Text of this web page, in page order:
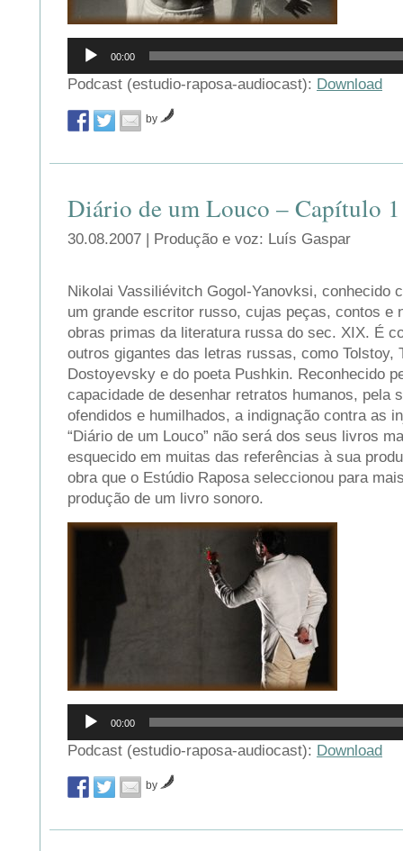
Reprodutor
áudio
00:00
Podcast (estudio-raposa-audiocast): Download
by
Diário de um Louco – Capítulo 1
30.08.2007 | Produção e voz: Luís Gaspar
Nikolai Vassiliévitch Gogol-Yanovksi, conhecido
um grande escritor russo, cujas peças, contos e
obras primas da literatura russa do sec. XIX. É
outros gigantes das letras russas, como Tolstoy,
Dostoyevsky e do poeta Pushkin. Reconhecido
capacidade de desenhar retratos humanos, pela
ofendidos e humilhados, a indignação contra as
“Diário de um Louco” não será dos seus livros
esquecido em muitas das referências à sua
obra que o Estúdio Raposa seleccionou para
produção de um livro sonoro.
Reprodutor
áudio
00:00
Podcast (estudio-raposa-audiocast): Download
by